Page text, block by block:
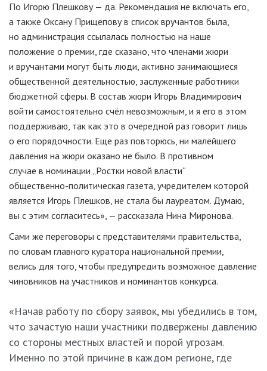
По Игорю Плешкову — да. Рекомендация не включать его,
а также Оксану Прищепову в список вручантов была,
но администрация ссылалась полностью на наше
положение о премии, где сказано, что членами жюри
и вручантами могут быть люди, активно занимающиеся
общественной деятельностью, заслуженные работники
бюджетной сферы. В состав жюри Игорь Владимирович
войти самостоятельно счёл невозможным, и я его в этом
поддерживаю, так как это в очередной раз говорит лишь
о его порядочности. Еще раз повторюсь, ни малейшего
давления на жюри оказано не было. В противном
случае в номинации „Ростки новой власти“
общественно-политическая газета, учредителем которой
является Игорь Плешков, не стала бы лауреатом. Думаю,
вы с этим согласитесь», — рассказала Нина Миронова.
Сами же переговоры с представителями правительства,
по словам главного куратора национальной премии,
велись для того, чтобы предупредить возможное давление
чиновников на участников и номинантов конкурса.
«Начав работу по сбору заявок, мы убедились в том,
что зачастую наши участники подвержены давлению
со стороны местных властей и порой угрозам.
Именно по этой причине в каждом регионе, где